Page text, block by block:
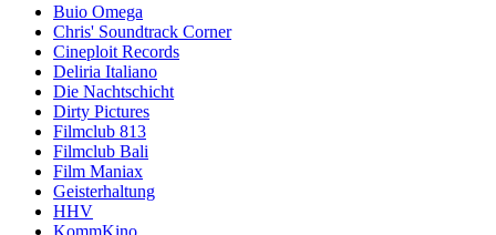
Buio Omega
Chris' Soundtrack Corner
Cineploit Records
Deliria Italiano
Die Nachtschicht
Dirty Pictures
Filmclub 813
Filmclub Bali
Film Maniax
Geisterhaltung
HHV
KommKino